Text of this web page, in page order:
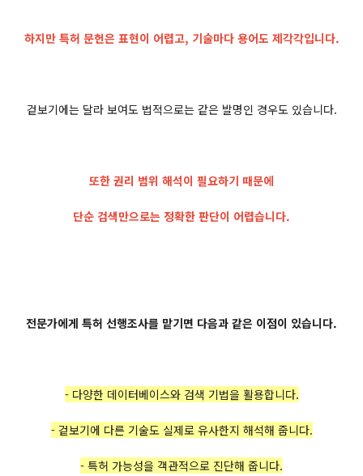
하지만 특허 문헌은 표현이 어렵고, 기술마다 용어도 제각각입니다.
겉보기에는 달라 보여도 법적으로는 같은 발명인 경우도 있습니다.
또한 권리 범위 해석이 필요하기 때문에
단순 검색만으로는 정확한 판단이 어렵습니다.
전문가에게 특허 선행조사를 맡기면 다음과 같은 이점이 있습니다.
- 다양한 데이터베이스와 검색 기법을 활용합니다.
- 겉보기에 다른 기술도 실제로 유사한지 해석해 줍니다.
- 특허 가능성을 객관적으로 진단해 줍니다.